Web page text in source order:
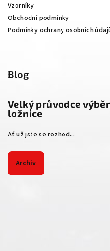
Vzorníky
Obchodní podmínky
Podmínky ochrany osobních
Blog
Velký průvodce
ložnice
Ať už jste se rozhod...
Archiv